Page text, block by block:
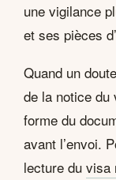
une vigilance
et ses pièces
Quand un
de la notice
forme du
avant l’envoi.
lecture du visa